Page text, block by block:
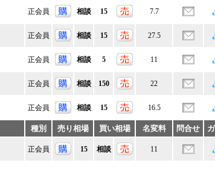
正会員 相談 15 7.7
正会員 相談 15 27.5
正会員 相談 5 11
正会員 相談 150 22
正会員 相談 15 16.5
種別 売り相場 買い相場 名変料 問合せ
正会員 15 相談 11